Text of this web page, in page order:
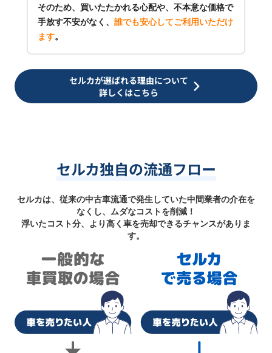
そのため、買いたたかれる心配や、不本意な価格で
手放す不安がなく、 誰でも安心してご利用いただけ
ます。
セルカが選ばれる理由について
詳しくはこちら
セルカ独自の流通フロー
セルカは、従来の中古車流通で発生していた中間業者の介在を
なくし、ムダなコストを削減！
浮いたコスト分、より高く車を売却できるチャンスがありま
す。